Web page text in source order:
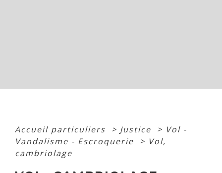
Accueil particuliers > Justice > Vol -
Vandalisme - Escroquerie
> Vol,
cambriolage